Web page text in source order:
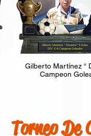
Gilberto Martínez “
Campeon
Torneo